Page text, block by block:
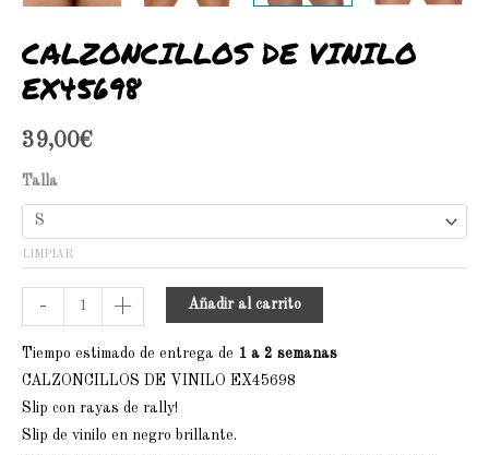
CALZONCILLOS DE VINILO
EX45698
39,00€
Talla
LIMPIAR
- + Añadir al carrito
Tiempo estimado de entrega de 1 a 2 semanas
CALZONCILLOS DE VINILO EX45698
Slip con rayas de rally!
Slip de vinilo en negro brillante.